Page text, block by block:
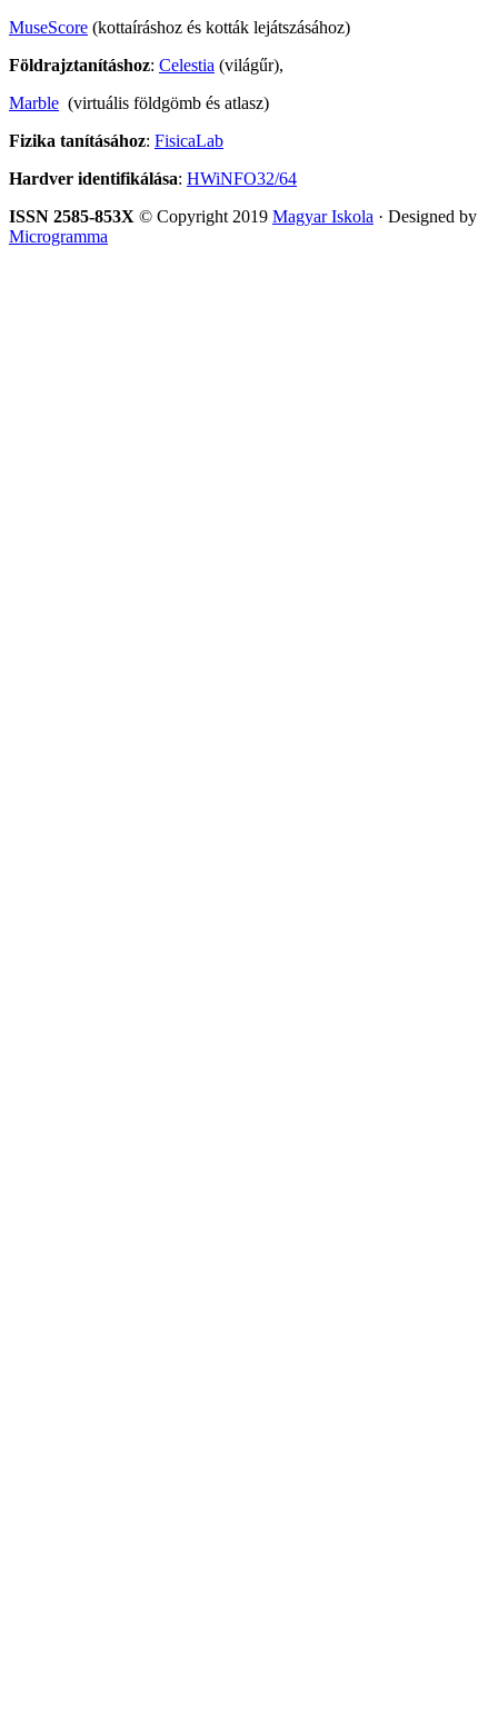
MuseScore (kottaíráshoz és kották lejátszásához)
Földrajztanításhoz: Celestia (világűr),
Marble (virtuális földgömb és atlasz)
Fizika tanításához: FisicaLab
Hardver identifikálása: HWiNFO32/64
ISSN 2585-853X © Copyright 2019 Magyar Iskola · Designed by
Microgramma